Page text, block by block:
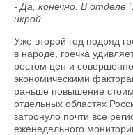
- Да, конечно. В отделе
икрой.
Уже второй год подряд
в народе, гречка
ростом цен и
экономическими
раньше повышение
отдельных областях
затронуло почти все
еженедельного